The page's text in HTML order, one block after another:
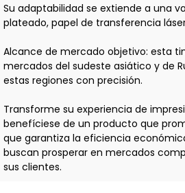
Su adaptabilidad se extiende a una
plateado, papel de transferencia
Alcance de mercado objetivo: esta
mercados del sudeste asiático y de
estas regiones con precisión.
Transforme su experiencia de
benefíciese de un producto que
que garantiza la eficiencia
buscan prosperar en mercados
sus clientes.